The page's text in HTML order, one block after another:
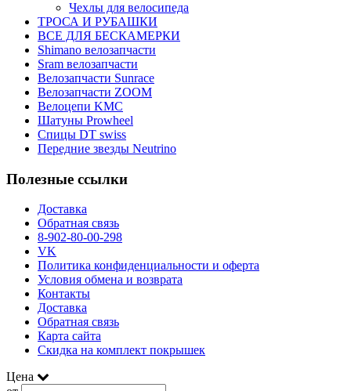
Чехлы для велосипеда
ТРОСА И РУБАШКИ
ВСЕ ДЛЯ БЕСКАМЕРКИ
Shimano велозапчасти
Sram велозапчасти
Велозапчасти Sunrace
Велозапчасти ZOOM
Велоцепи KMC
Шатуны Prowheel
Спицы DT swiss
Передние звезды Neutrino
Полезные ссылки
Доставка
Обратная связь
8-902-80-00-298
VK
Политика конфиденциальности и оферта
Условия обмена и возврата
Контакты
Доставка
Обратная связь
Карта сайта
Скидка на комплект покрышек
Цена